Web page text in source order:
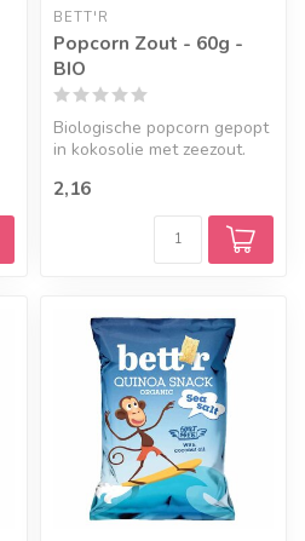
BETT'R
Popcorn Zout - 60g -
BIO
Biologische popcorn gepopt
in kokosolie met zeezout.
2,16